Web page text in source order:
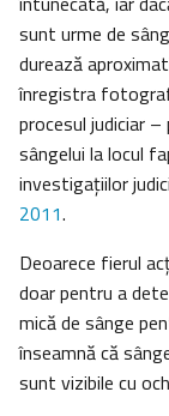
sunt urme de
durează
înregistra
procesul judiciar
sângelui la locul
investigaţiilor
2011.
Deoarece fierul
doar pentru a
mică de sânge
înseamnă că
sunt vizibile cu